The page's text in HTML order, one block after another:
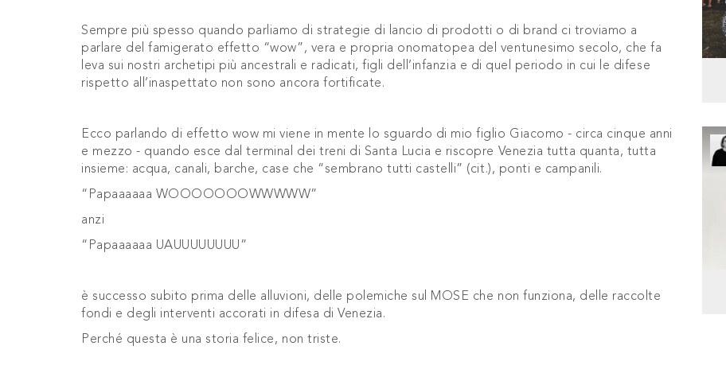
Sempre più spesso quando parliamo di strategie di lancio di prodotti o di brand ci troviamo a
parlare del famigerato effetto “wow”, vera e propria onomatopea del ventunesimo secolo, che fa
leva sui nostri archetipi più ancestrali e radicati, figli dell’infanzia e di quel periodo in cui le difese
rispetto all’inaspettato non sono ancora fortificate.
Ecco parlando di effetto wow mi viene in mente lo sguardo di mio figlio Giacomo - circa cinque anni
e mezzo - quando esce dal terminal dei treni di Santa Lucia e riscopre Venezia tutta quanta, tutta
insieme: acqua, canali, barche, case che “sembrano tutti castelli” (cit.), ponti e campanili.
“Papaaaaaa WOOOOOOOWWWWW”
anzi
“Papaaaaaa UAUUUUUUUU”
è successo subito prima delle alluvioni, delle polemiche sul MOSE che non funziona, delle raccolte
fondi e degli interventi accorati in difesa di Venezia.
Perché questa è una storia felice, non triste.